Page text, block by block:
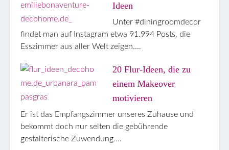
Ideen
Unter #diningroomdecor
findet man auf Instagram etwa 91.994 Posts, die
Esszimmer aus aller Welt zeigen.…
20 Flur-Ideen, die zu
einem Makeover
motivieren
Er ist das Empfangszimmer unseres Zuhause und
bekommt doch nur selten die gebührende
gestalterische Zuwendung.…